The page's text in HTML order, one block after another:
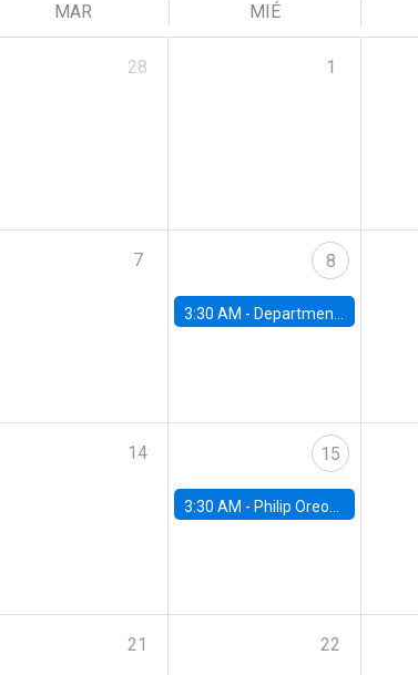
MAR MIÉ
28 1
7 8
3:30 AM - Department Seminar: James Robinson
14 15
3:30 AM - Philip Oreopolous, University of Toronto
21 22